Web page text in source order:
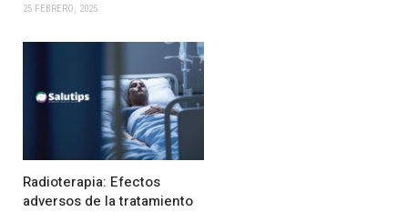
25 FEBRERO, 2025
Radioterapia: Efectos
adversos de la tratamiento